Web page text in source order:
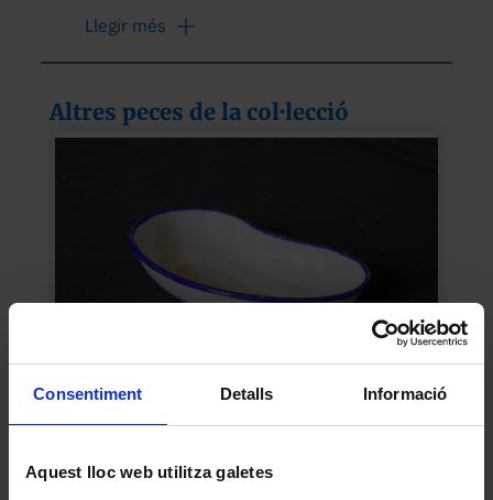
Consentiment Detalls Informació
Aquest lloc web utilitza galetes
desinfectaven per ebullició.
Llegir més
Altres peces de la col·lecció
Ronyonera
1950